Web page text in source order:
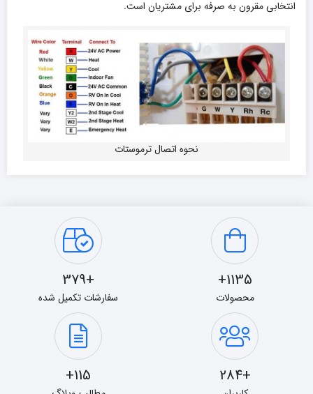
انتخابی مقرون‌ به‌ صرفه برای مشتریان است.
نحوه اتصال ترموستات
1135+
محصولات
+379
سفارشات تکمیل شده
+284
115+